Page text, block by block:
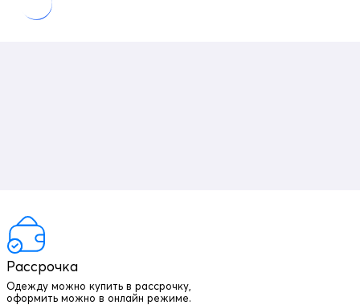
Рассрочка
Одежду можно купить в рассрочку,
оформить можно в онлайн режиме.